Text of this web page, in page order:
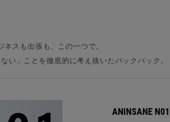
ネスも出張も、この一つで。
い」ことを徹底的に考え抜いたバックパック。
ANINSANE